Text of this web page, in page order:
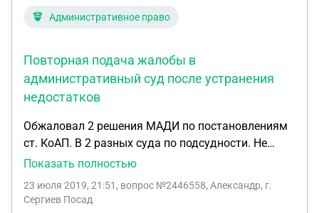
сотрудниками ГИБДД нарушен, срок нового
рассмотрения (15 дней ) тоже нарушен.
постановление через суд? Что необходимо
учесть?
Административное право
Повторная подача жалобы в
административный суд после устранения
недостатков
Обжаловал 2 решения МАДИ по постановлениям
ст. КоАП. В 2 разных суда по подсудности. Не
приложил копии постановлений, только решения
"...жалоба подлежит возврату,что не препятствует
Показать полностью
23 июля 2019, 21:51 , вопрос №2446558, Александр, г.
Сергиев Посад